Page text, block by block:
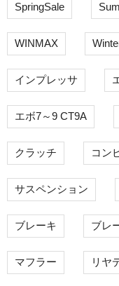
SpringSale
WINMAX
インプレッサ
エボ7～9 CT9A
クラッチ コン
サスペンション
ブレーキ ブレ
マフラー リヤ